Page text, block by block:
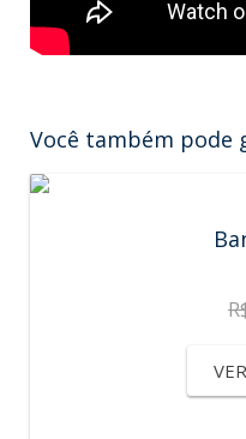
Você também pode